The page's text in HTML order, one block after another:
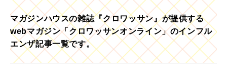
マガジンハウスの雑誌『クロワッサン』が提供する
webマガジン「クロワッサンオンライン」のインフル
エンザ記事一覧です。